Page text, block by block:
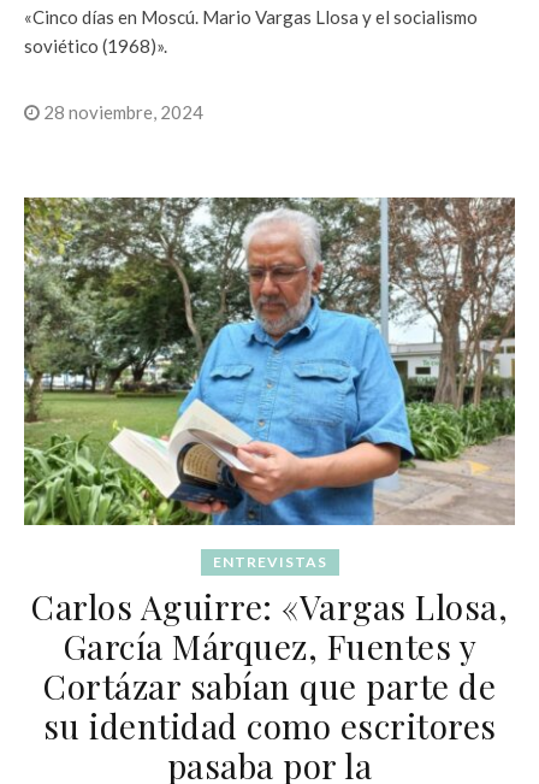
«Cinco días en Moscú. Mario Vargas Llosa y el socialismo
soviético (1968)».
28 noviembre, 2024
ENTREVISTAS
Carlos Aguirre: «Vargas Llosa,
García Márquez, Fuentes y
Cortázar sabían que parte de
su identidad como escritores
pasaba por la